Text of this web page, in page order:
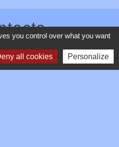
du Morbier
- FRANCE
you control over what you want
all cookies Personalize